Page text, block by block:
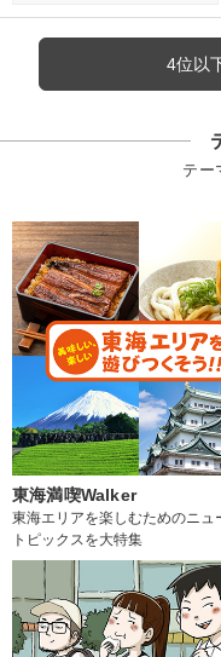
4位以
テー
東海満喫Walker
東海エリアを楽しむためのニュ
トピックスを大特集